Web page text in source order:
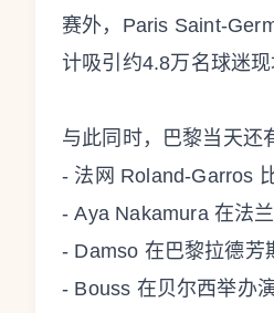
赛外，Paris Saint-
计吸引约4.8万名球迷现
与此同时，巴黎当天还
- 法网 Roland-Garros
- Aya Nakamura 在法
- Damso 在巴黎拉德芳
- Bouss 在贝尔西举办